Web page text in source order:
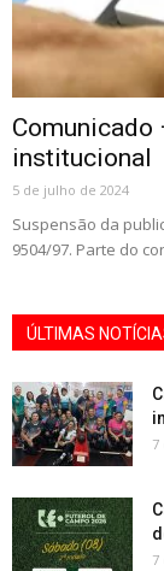
Comunicado
institucional
5 de julho de 2024
Suspensão da
9504/97. Parte do
ÚLTIMAS
7
7